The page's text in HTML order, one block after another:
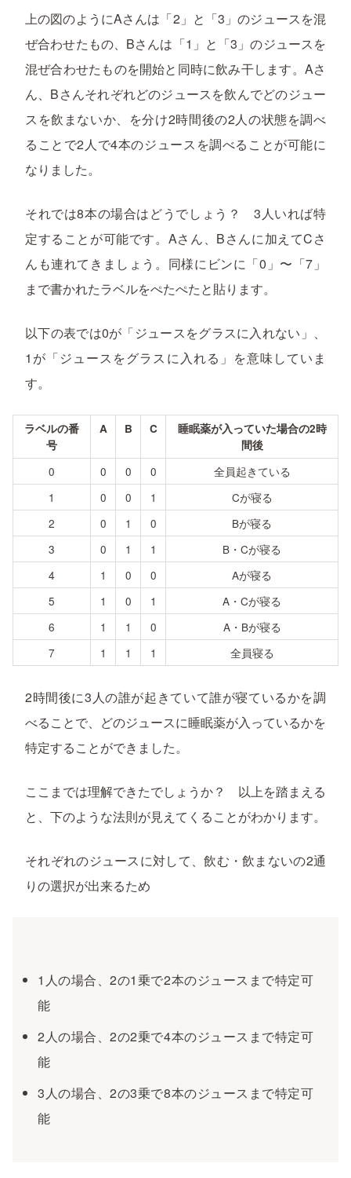
上の図のようにAさんは「2」と「3」のジュースを混
ぜ合わせたもの、Bさんは「1」と「3」のジュースを
混ぜ合わせたものを開始と同時に飲み干します。Aさ
ん、Bさんそれぞれどのジュースを飲んでどのジュー
スを飲まないか、を分け2時間後の2人の状態を調べ
ることで2人で4本のジュースを調べることが可能に
なりました。
それでは8本の場合はどうでしょう？ 3人いれば特
定することが可能です。Aさん、Bさんに加えてCさ
んも連れてきましょう。同様にビンに「0」〜「7」
まで書かれたラベルをぺたぺたと貼ります。
以下の表では0が「ジュースをグラスに入れない」、
1が「ジュースをグラスに入れる」を意味していま
す。
ラベルの番
号
A B C
睡眠薬が入っていた場合の2時
間後
0 0 0 0
全員起きている
1
0 0 1
Cが寝る
2
0 1 0
Bが寝る
3
0 1 1
B・Cが寝る
4
1 0 0
Aが寝る
5
1 0 1
A・Cが寝る
6
1 1 0
A・Bが寝る
7
1 1 1 全員寝る
2時間後に3人の誰が起きていて誰が寝ているかを調
べることで、どのジュースに睡眠薬が入っているかを
特定することができました。
ここまでは理解できたでしょうか？ 以上を踏まえる
と、下のような法則が見えてくることがわかります。
それぞれのジュースに対して、飲む・飲まないの2通
りの選択が出来るため
1人の場合、2の1乗で2本のジュースまで特定可
能
2人の場合、2の2乗で4本のジュースまで特定可
能
3人の場合、2の3乗で8本のジュースまで特定可
能